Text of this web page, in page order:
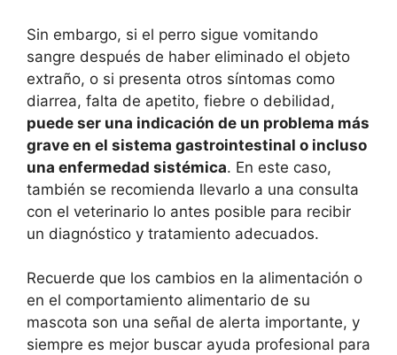
Sin embargo, si el perro sigue vomitando
sangre después de haber eliminado el objeto
extraño, o si presenta otros síntomas como
diarrea, falta de apetito, fiebre o debilidad,
puede ser una indicación de un problema más
grave en el sistema gastrointestinal o incluso
una enfermedad sistémica. En este caso,
también se recomienda llevarlo a una consulta
con el veterinario lo antes posible para recibir
un diagnóstico y tratamiento adecuados.
Recuerde que los cambios en la alimentación o
en el comportamiento alimentario de su
mascota son una señal de alerta importante, y
siempre es mejor buscar ayuda profesional para